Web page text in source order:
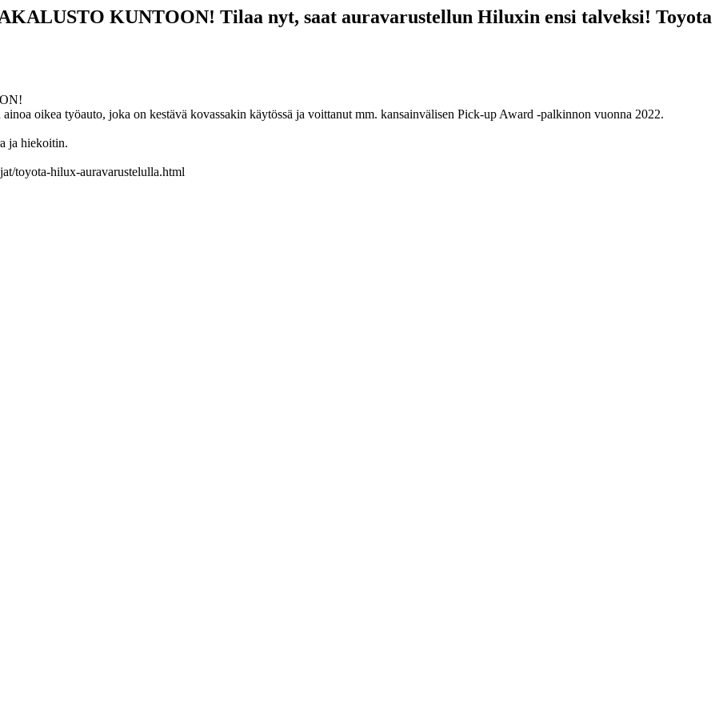
KUNTOON! Tilaa nyt, saat auravarustellun Hiluxin ensi talveksi! Toyota
oikea työauto, joka on kestävä kovassakin käytössä ja voittanut mm. kansainvälisen Pick-up Award -palkinnon vuonna 2022.
ja hiekoitin.
toyota-hilux-auravarustelulla.html